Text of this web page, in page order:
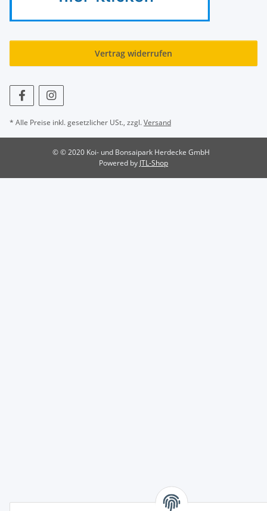
Vertrag widerrufen
* Alle Preise inkl. gesetzlicher USt., zzgl.Versand
© © 2020 Koi- und Bonsaipark Herdecke GmbH
Powered by JTL-Shop